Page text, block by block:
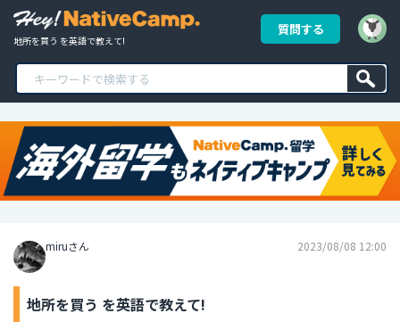
地所を買う を英語で教えて!
質問する
miruさん 2023/08/08 12:00
地所を買う を英語で教えて!